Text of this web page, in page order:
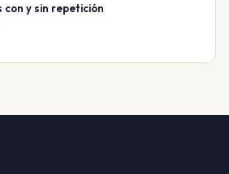
con y sin repetición